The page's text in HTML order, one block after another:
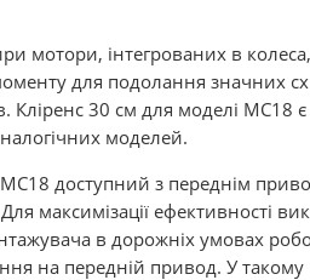
мотори, інтегрованих в
для подолання значних
Кліренс 30 см для моделі МС18
моделей.
доступний з переднім
максимізації ефективності
в дорожніх умовах
на передній привод. У такому